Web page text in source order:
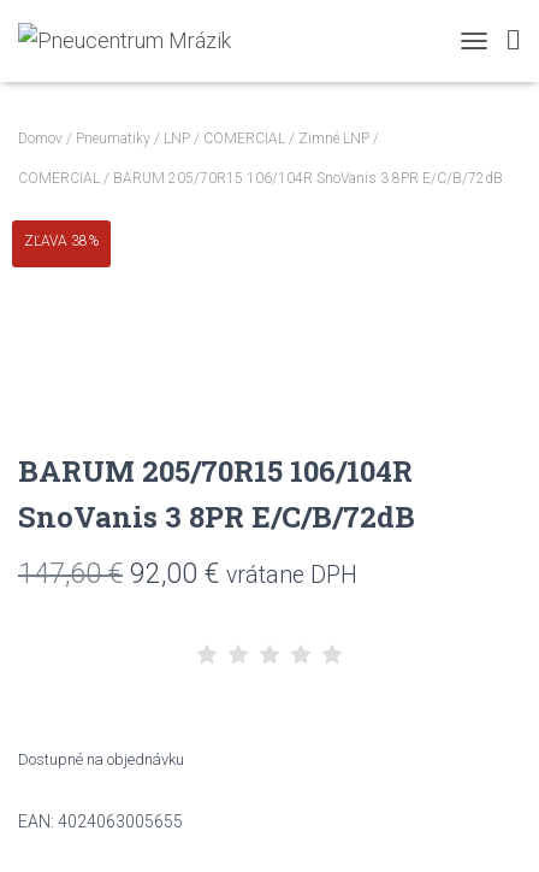
Domov / Pneumatiky / LNP / COMERCIAL / Zimné LNP /
COMERCIAL / BARUM 205/70R15 106/104R SnoVanis 3 8PR E/C/B/72dB
ZĽAVA 38%
BARUM 205/70R15 106/104R
SnoVanis 3 8PR E/C/B/72dB
147,60€ Pôvodná
92,00 €Aktuálna
je:
vrátane DPH
Dostupné na objednávku
EAN: 4024063005655